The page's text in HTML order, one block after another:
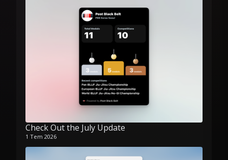
Check Out the July Update
1 Tem 2026